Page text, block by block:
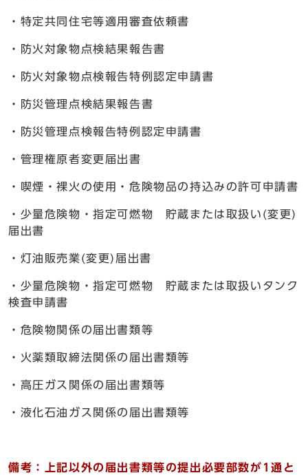
・特定共同住宅等適用審査依頼書
・防火対象物点検結果報告書
・防火対象物点検報告特例認定申請書
・防災管理点検結果報告書
・防災管理点検報告特例認定申請書
・管理権原者変更届出書
・喫煙・裸火の使用・危険物品の持込みの許可申請書
・少量危険物・指定可燃物 貯蔵または取扱い(変更)
届出書
・灯油販売業(変更)届出書
・少量危険物・指定可燃物 貯蔵または取扱いタンク
検査申請書
・危険物関係の届出書類等
・火薬類取締法関係の届出書類等
・高圧ガス関係の届出書類等
・液化石油ガス関係の届出書類等
備考：上記以外の届出書類等の提出必要部数が1通と